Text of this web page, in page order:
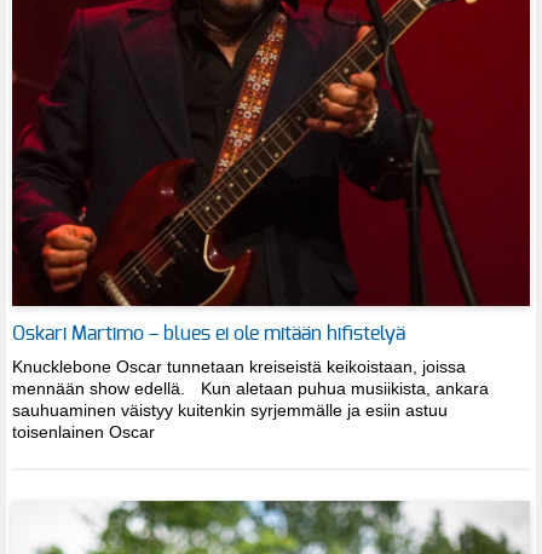
Oskari Martimo – blues ei ole mitään hifistelyä
Knucklebone Oscar tunnetaan kreiseistä keikoistaan, joissa
mennään show edellä. Kun aletaan puhua musiikista, ankara
sauhuaminen väistyy kuitenkin syrjemmälle ja esiin astuu
toisenlainen Oscar